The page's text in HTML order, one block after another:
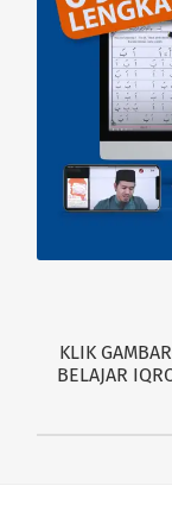
KLIK
BELAJAR